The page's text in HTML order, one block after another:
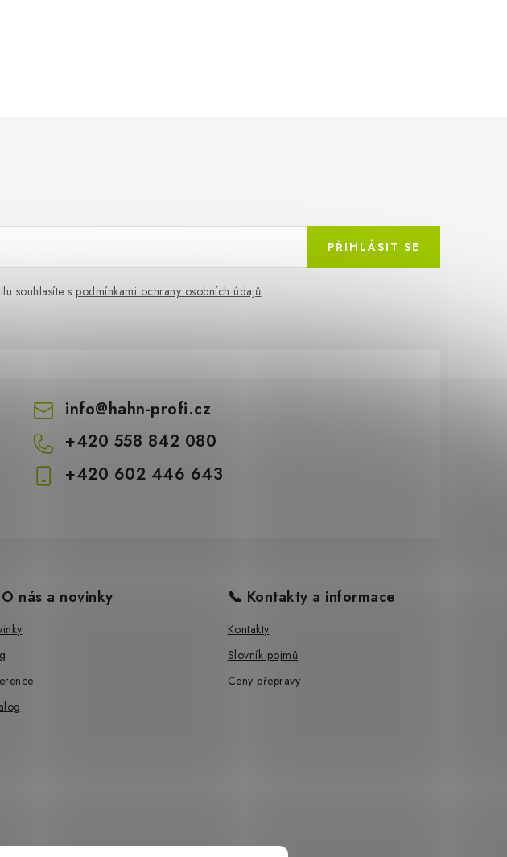
souhlasíte s podmínkami ochrany osobních údajů
PŘIHLÁSIT SE
info@hahn-profi.cz
+420 558 842 080
+420 602 446 643
nás a novinky 📞 Kontakty a informace
Kontakty
Slovník pojmů
Ceny přepravy